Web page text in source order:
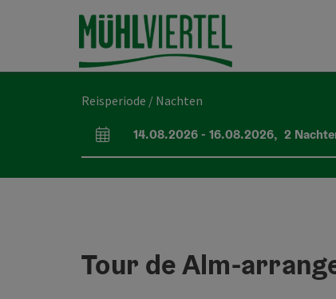
Accesskey
[0]
Navigatie Accesskey
[1]
PaginabeginAccesskey
[2]
Reisperiode / Nachten
Velden voor aankomst en vertrek
14.08.2026- 16.08.2026, 2
Tour de Alm-